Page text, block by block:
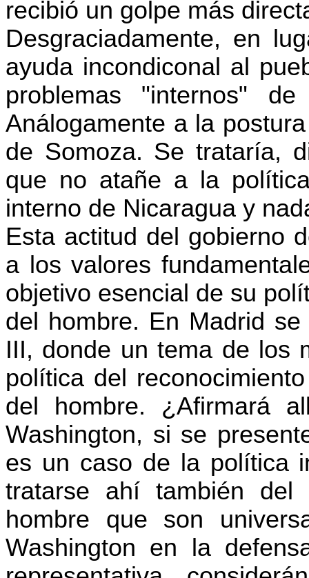
recibió un golpe más
Desgraciadamente, en
ayuda incondiconal al
problemas "internos"
Análogamente a la
de Somoza. Se trataría,
que no atañe a la
interno de Nicaragua y
Esta actitud del gobierno
a los valores
objetivo esencial de su
del hombre. En Madrid
III, donde un tema de los
política del
del hombre. ¿Afirmará
Washington, si se
es un caso de la política
tratarse ahí también
hombre que son
Washington en la